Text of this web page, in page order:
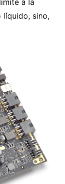
líquido, sino,